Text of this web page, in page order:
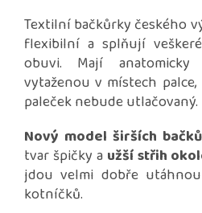
Textilní bačkůrky českého
flexibilní a splňují
obuvi. Mají anatomicky
vytaženou v místech
paleček nebude utlačovaný.
Nový model širších
tvar špičky a užší střih
jdou velmi dobře
kotníčků.